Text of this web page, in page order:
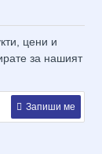
цени и
за нашият
Запиши ме